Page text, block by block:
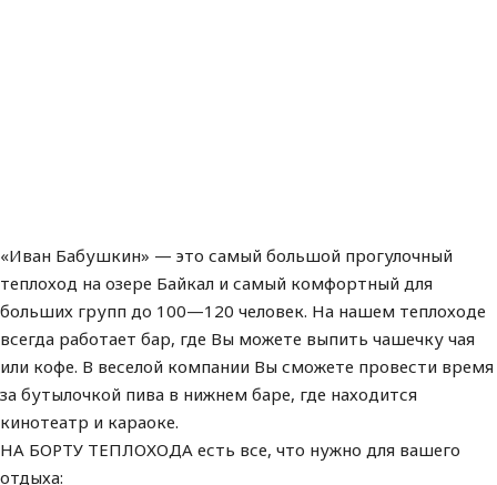
«Иван Бабушкин» — это самый большой прогулочный
теплоход на озере Байкал и самый комфортный для
больших групп до 100—120 человек. На нашем теплоходе
всегда работает бар, где Вы можете выпить чашечку чая
или кофе. В веселой компании Вы сможете провести время
за бутылочкой пива в нижнем баре, где находится
кинотеатр и караоке.
НА БОРТУ ТЕПЛОХОДА есть все, что нужно для вашего
отдыха: